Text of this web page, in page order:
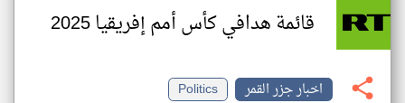
قائمة هدافي كأس أمم إفريقيا 2025
اخبار جزر القمر
Politics